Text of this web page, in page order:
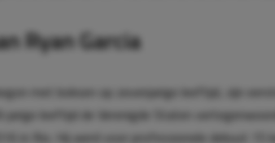
Ryan Garcia
met boksen op zevenjarige leeftijd, zijn
jarige leeftijd de Verenigde Staten
in Rio. Hij werd voor professionele debuut 15